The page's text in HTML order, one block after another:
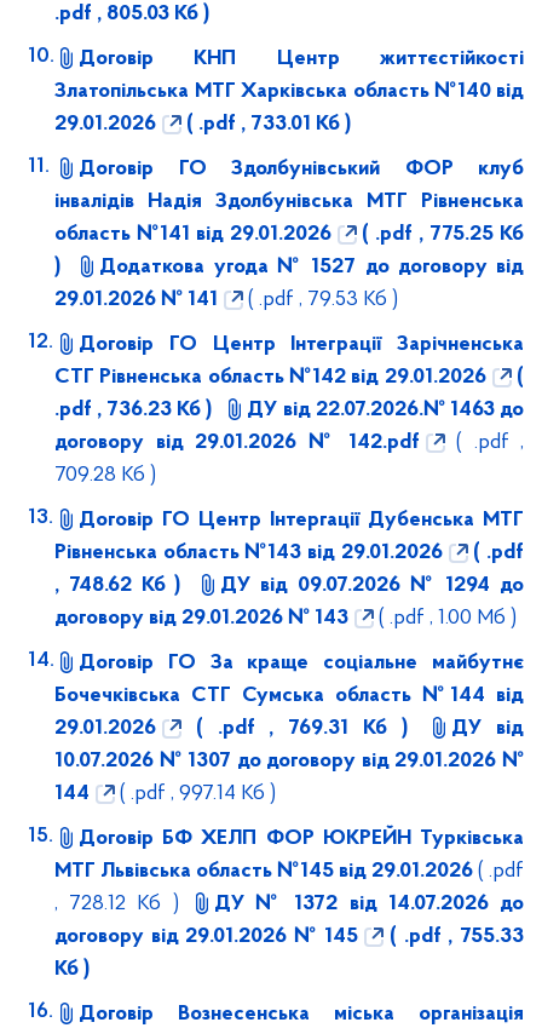
.pdf , 805.03 Кб )
Договір КНП Центр життєстійкості
Златопільська МТГ Харківська область №140 від
29.01.2026
( .pdf , 733.01 Кб )
Договір ГО Здолбунівський ФОР клуб
інвалідів Надія Здолбунівська МТГ Рівненська
область №141 від 29.01.2026
( .pdf , 775.25 Кб
)
Додаткова угода № 1527 до договору від
29.01.2026 № 141
( .pdf , 79.53 Кб )
Договір ГО Центр Інтеграції Зарічненська
СТГ Рівненська область №142 від 29.01.2026
(
.pdf , 736.23 Кб )
ДУ від 22.07.2026.№ 1463 до
договору від 29.01.2026 № 142.pdf
( .pdf ,
709.28 Кб )
Договір ГО Центр Інтергації Дубенська МТГ
Рівненська область №143 від 29.01.2026
( .pdf
, 748.62 Кб )
ДУ від 09.07.2026 № 1294 до
договору від 29.01.2026 № 143
( .pdf , 1.00 Мб )
Договір ГО За краще соціальне майбутнє
Бочечківська СТГ Сумська область №144 від
29.01.2026
( .pdf , 769.31 Кб )
ДУ від
10.07.2026 № 1307 до договору від 29.01.2026 №
144
( .pdf , 997.14 Кб )
Договір БФ ХЕЛП ФОР ЮКРЕЙН Турківська
МТГ Львівська область №145 від 29.01.2026( .pdf
, 728.12 Кб )
ДУ № 1372 від 14.07.2026 до
договору від 29.01.2026 № 145
( .pdf , 755.33
Кб )
Договір Вознесенська міська організація